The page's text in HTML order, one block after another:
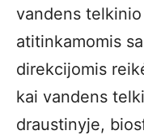
vandens
atitinkamomis
direkcijomis
kai vandens
draustinyje,